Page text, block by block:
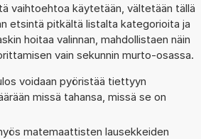
vaihtoehtoa käytetään, vältetään tällä
etsintä pitkältä listalta kategorioita ja
hoitaa valinnan, mahdollistaen näin
vain sekunnin murto-osassa.
voidaan pyöristää tiettyyn
missä tahansa, missä se on
matemaattisten lausekkeiden